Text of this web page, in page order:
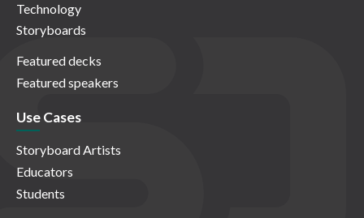
Technology
Storyboards
Featured decks
Featured speakers
Use Cases
Storyboard Artists
Educators
Students